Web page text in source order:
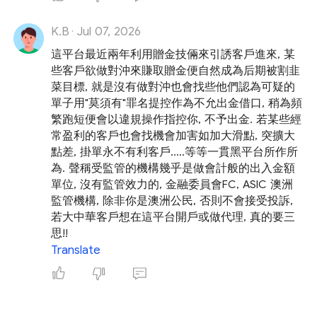
K.B · Jul 07, 2026
這平台最近兩年利用贈金技倆來引誘客戶進來, 某
些客戶欲做對沖來賺取贈金便自然成為后期被割韭
菜目標, 就是沒有做對沖也會找些他們認為可疑的
單子用"莫須有"罪名提控作為不允出金借口, 稍為頻
繁跑短便會以違規操作指控你, 不予出金. 若某些經
常盈利的客戶也會找機會加害如加大滑點, 突擴大
點差, 掛單永不有利客戶.....等等一貫黑平台所作所
為. 聲稱受監管的機構幾乎是做會計般的出入金額
單位, 沒有監管效力的, 金融委員會FC, ASIC 澳洲
監管機構, 除非你是澳洲公民, 否則不會接受投訴,
若大中華客戶想在這平台開戶或做代理, 真的要三
思!!
Translate